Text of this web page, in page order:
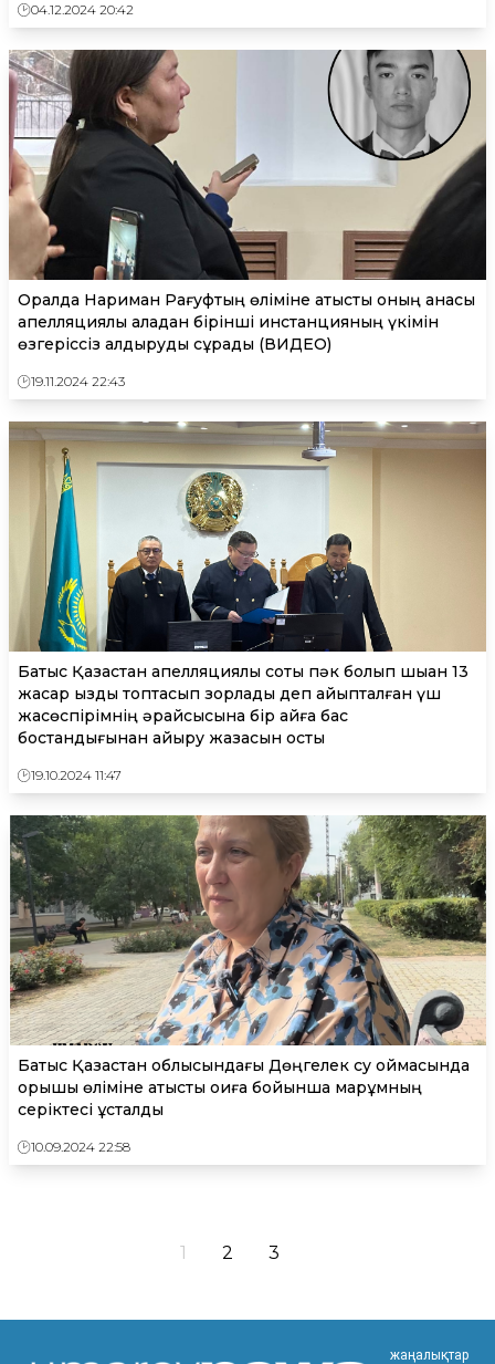
04.12.2024 20:42
Оралда Нариман Рағуфтың өліміне қатысты оның анасы
апелляциялық алқадан бірінші инстанцияның үкімін
өзгеріссіз қалдыруды сұрады (ВИДЕО)
19.11.2024 22:43
Батыс Қазақстан апелляциялық соты пәк болып шыққан 13
жасар қызды топтасып зорлады деп айыпталған үш
жасөспірімнің әрқайсысына бір айға бас
бостандығынан айыру жазасын қосты
19.10.2024 11:47
Батыс Қазақстан облысындағы Дөңгелек су қоймасында
қорықшы өліміне қатысты оқиға бойынша марқұмның
серіктесі ұсталды
10.09.2024 22:58
1 2 3
жаңалықтар